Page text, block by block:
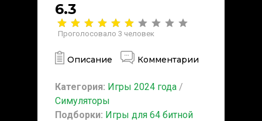
6.3
Проголосовало 3 человек
Описание Комментарии
Категория: Игры 2024 года /
Симуляторы
Подборки: Игры для 64 битной